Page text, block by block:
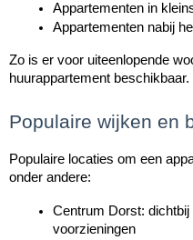
Appartementen in
Appartementen nabij
Zo is er voor uiteenlopende
huurappartement beschikbaar.
Populaire wijken en
Populaire locaties om een
onder andere:
Centrum Dorst:
voorzieningen